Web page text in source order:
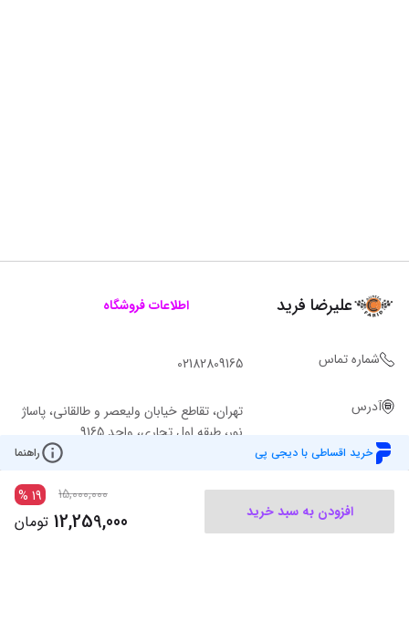
خرید اقساطی با دیجی پی راهنما
افزودن به سبد خرید
15,000,000
19
%
12,259,000 تومان
علیرضا فرید اطلاعات فروشگاه
شماره تماس 02182809165
آدرس
تهران، تقاطع خیابان ولیعصر و طالقانی، پاساژ
نور، طبقه اول تجاری، واحد 9165